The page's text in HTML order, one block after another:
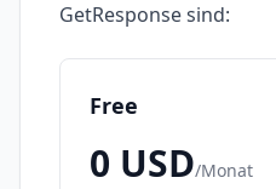
GetResponsesind:
Free
0 USD/Monat